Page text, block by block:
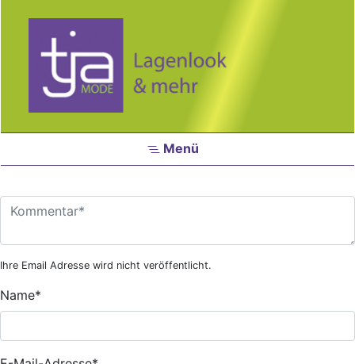
Menü
Ihre Email Adresse wird nicht veröffentlicht.
Name*